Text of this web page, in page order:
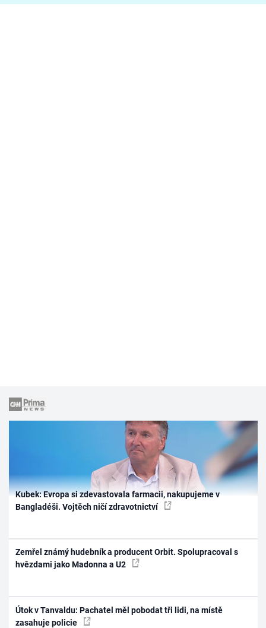
Kubek: Evropa si zdevastovala farmacii, nakupujeme v
Bangladéši. Vojtěch ničí zdravotnictví
Zemřel známý hudebník a producent Orbit. Spolupracoval s
hvězdami jako Madonna a U2
Útok v Tanvaldu: Pachatel měl pobodat tři lidi, na místě
zasahuje policie